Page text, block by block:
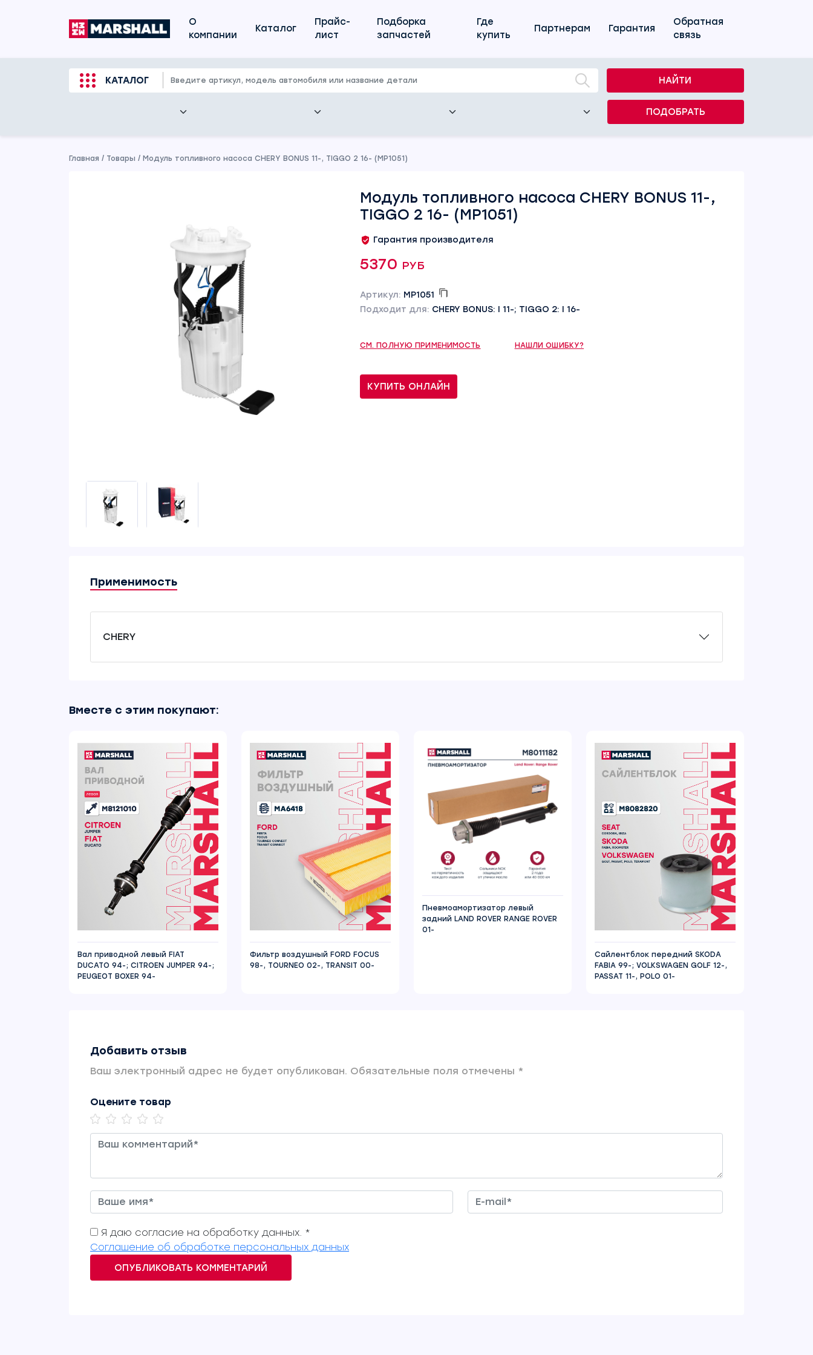
О
компании
Каталог
Прайс-
лист
Подборка
запчастей
Где
купить
Партнерам Гарантия
Обратная
связь
КАТАЛОГ НАЙТИ
ПОДОБРАТЬ
Главная / Товары / Модуль топливного насоса CHERY BONUS 11-, TIGGO 2 16- (MP1051)
Модуль топливного насоса CHERY BONUS 11-,
TIGGO 2 16- (MP1051)
Гарантия производителя
5370 руб
Артикул: MP1051
Подходит для: CHERY BONUS: I 11-; TIGGO 2: I 16-
СМ. ПОЛНУЮ ПРИМЕНИМОСТЬ НАШЛИ ОШИБКУ?
КУПИТЬ ОНЛАЙН
Применимость
CHERY
Вместе с этим покупают:
Вал приводной левый FIAT
DUCATO 94-; CITROEN JUMPER 94-;
PEUGEOT BOXER 94-
Фильтр воздушный FORD FOCUS
98-, TOURNEO 02-, TRANSIT 00-
Пневмоамортизатор левый
задний LAND ROVER RANGE ROVER
01-
Сайлентблок передний SKODA
FABIA 99-; VOLKSWAGEN GOLF 12-,
PASSAT 11-, POLO 01-
Добавить отзыв
Ваш электронный адрес не будет опубликован. Обязательные поля отмечены *
Оцените товар
Я даю согласие на обработку данных. *
Соглашение об обработке персональных данных
ОПУБЛИКОВАТЬ КОММЕНТАРИЙ